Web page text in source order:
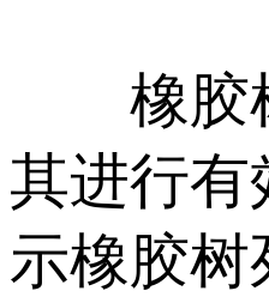
橡胶树
其进行
示橡胶